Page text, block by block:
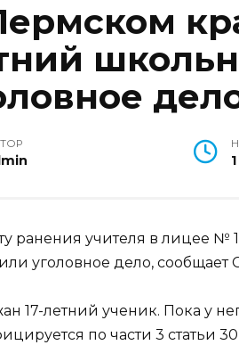
ранения учителя в лицее №
уголовное дело, сообщает
17-летний ученик. Пока у
по части 3 статьи